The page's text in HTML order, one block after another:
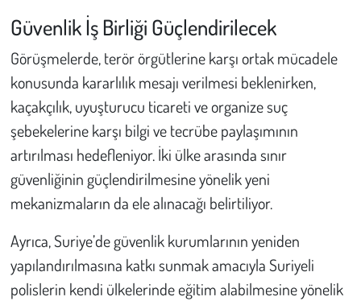
Güvenlik İş Birliği Güçlendirilecek
Görüşmelerde, terör örgütlerine karşı ortak mücadele
konusunda kararlılık mesajı verilmesi beklenirken,
kaçakçılık, uyuşturucu ticareti ve organize suç
şebekelerine karşı bilgi ve tecrübe paylaşımının
artırılması hedefleniyor. İki ülke arasında sınır
güvenliğinin güçlendirilmesine yönelik yeni
mekanizmaların da ele alınacağı belirtiliyor.
Ayrıca, Suriye’de güvenlik kurumlarının yeniden
yapılandırılmasına katkı sunmak amacıyla Suriyeli
polislerin kendi ülkelerinde eğitim alabilmesine yönelik